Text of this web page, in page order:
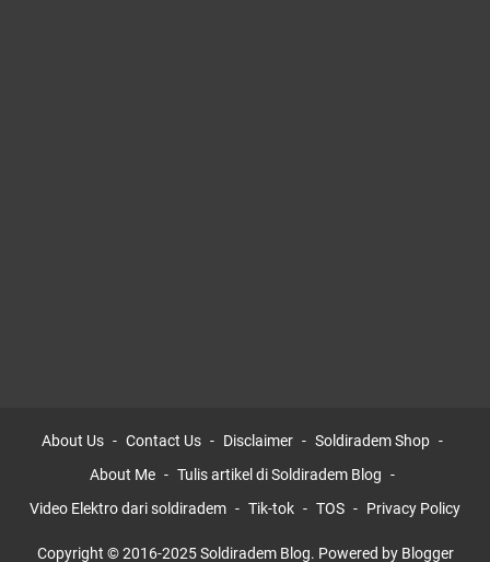
About Us Contact Us Disclaimer
Soldiradem Shop
About Me
Tulis artikel di Soldiradem Blog
Video Elektro dari soldiradem
Tik-tok TOS Privacy Policy
Copyright © 2016-2025 Soldiradem Blog. Powered by Blogger